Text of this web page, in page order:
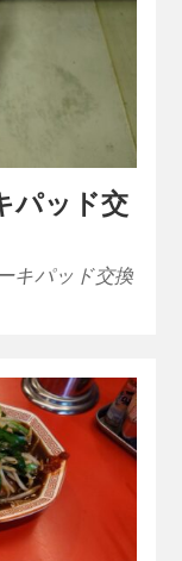
パッド交
キパッド交換